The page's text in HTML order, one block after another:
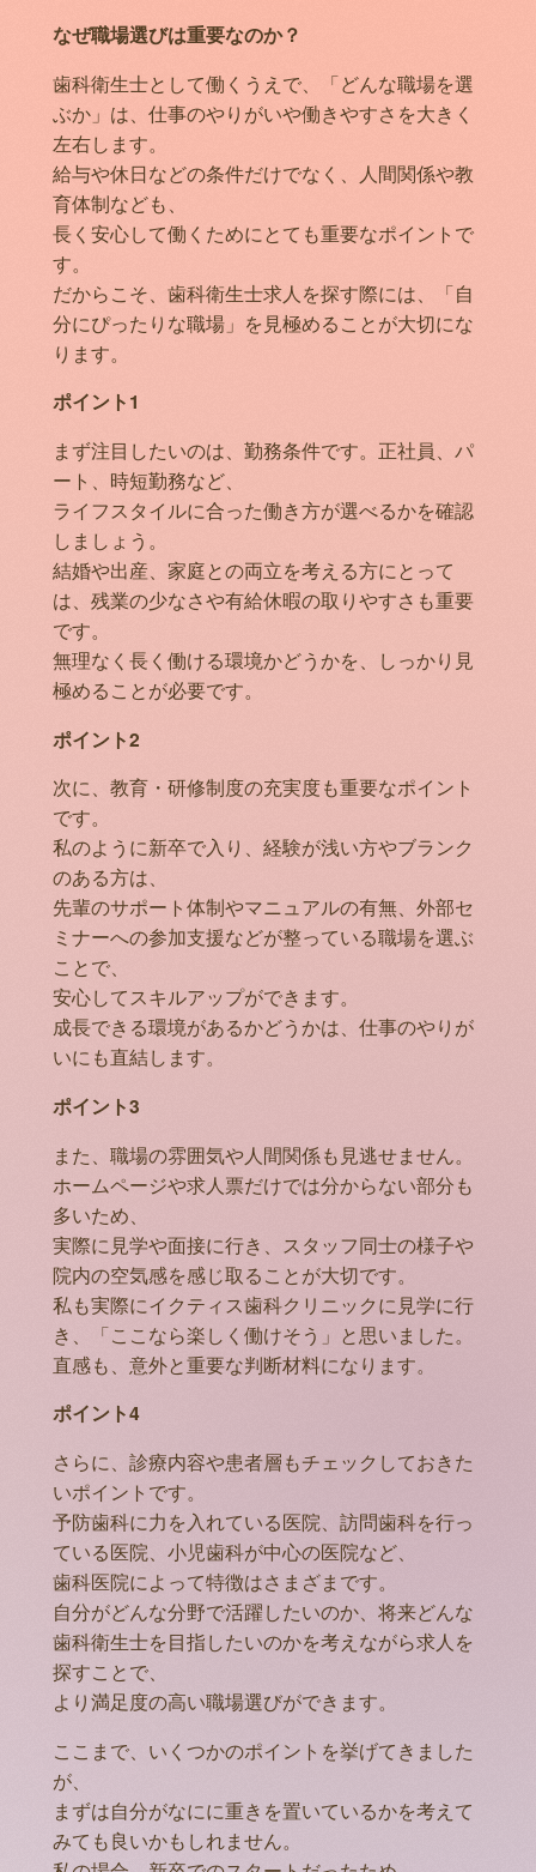
なぜ職場選びは重要なのか？
歯科衛生士として働くうえで、「どんな職場を選
ぶか」は、仕事のやりがいや働きやすさを大きく
左右します。
給与や休日などの条件だけでなく、人間関係や教
育体制なども、
長く安心して働くためにとても重要なポイントで
す。
だからこそ、歯科衛生士求人を探す際には、「自
分にぴったりな職場」を見極めることが大切にな
ります。
ポイント1
まず注目したいのは、勤務条件です。正社員、パ
ート、時短勤務など、
ライフスタイルに合った働き方が選べるかを確認
しましょう。
結婚や出産、家庭との両立を考える方にとって
は、残業の少なさや有給休暇の取りやすさも重要
です。
無理なく長く働ける環境かどうかを、しっかり見
極めることが必要です。
ポイント2
次に、教育・研修制度の充実度も重要なポイント
です。
私のように新卒で入り、経験が浅い方やブランク
のある方は、
先輩のサポート体制やマニュアルの有無、外部セ
ミナーへの参加支援などが整っている職場を選ぶ
ことで、
安心してスキルアップができます。
成長できる環境があるかどうかは、仕事のやりが
いにも直結します。
ポイント3
また、職場の雰囲気や人間関係も見逃せません。
ホームページや求人票だけでは分からない部分も
多いため、
実際に見学や面接に行き、スタッフ同士の様子や
院内の空気感を感じ取ることが大切です。
私も実際にイクティス歯科クリニックに見学に行
き、「ここなら楽しく働けそう」と思いました。
直感も、意外と重要な判断材料になります。
ポイント4
さらに、診療内容や患者層もチェックしておきた
いポイントです。
予防歯科に力を入れている医院、訪問歯科を行っ
ている医院、小児歯科が中心の医院など、
歯科医院によって特徴はさまざまです。
自分がどんな分野で活躍したいのか、将来どんな
歯科衛生士を目指したいのかを考えながら求人を
探すことで、
より満足度の高い職場選びができます。
ここまで、いくつかのポイントを挙げてきました
が、
まずは自分がなにに重きを置いているかを考えて
みても良いかもしれません。